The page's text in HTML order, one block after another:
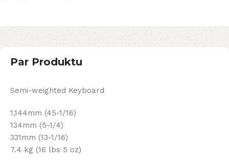
Par Produktu
Semi-weighted Keyboard
1,144mm (45-1/16)
134mm (5-1/4)
331mm (13-1/16)
7.4 kg (16 lbs 5 oz)